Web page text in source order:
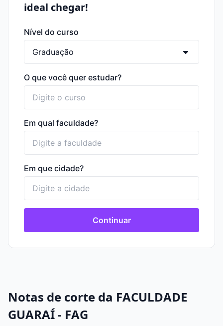
ideal chegar!
Nível do curso
O que você quer estudar?
Em qual faculdade?
Em que cidade?
Continuar
Notas de corte da FACULDADE
GUARAÍ - FAG